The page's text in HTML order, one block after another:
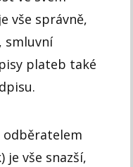
vše správně,
smluvní
plateb také
odběratelem
je vše snazší,